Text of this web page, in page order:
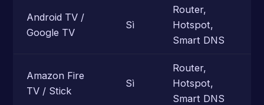
Android TV /
Google TV
Sì
Router,
Hotspot,
Smart DNS
Amazon Fire
TV / Stick
Sì
Router,
Hotspot,
Smart DNS